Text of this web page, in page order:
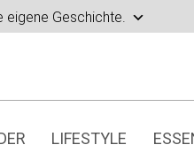
Geschichte.
LIFESTYLE